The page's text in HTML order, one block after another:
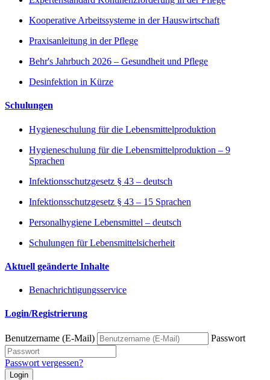
Kooperative Arbeitssysteme in der Hauswirtschaft
Praxisanleitung in der Pflege
Behr's Jahrbuch 2026 – Gesundheit und Pflege
Desinfektion in Kürze
Schulungen
Hygieneschulung für die Lebensmittelproduktion
Hygieneschulung für die Lebensmittelproduktion – 9
Sprachen
Infektionsschutzgesetz § 43 – deutsch
Infektionsschutzgesetz § 43 – 15 Sprachen
Personalhygiene Lebensmittel – deutsch
Schulungen für Lebensmittelsicherheit
Aktuell geänderte Inhalte
Benachrichtigungsservice
Login/Registrierung
Benutzername (E-Mail) Passwort
Passwort vergessen?
Login